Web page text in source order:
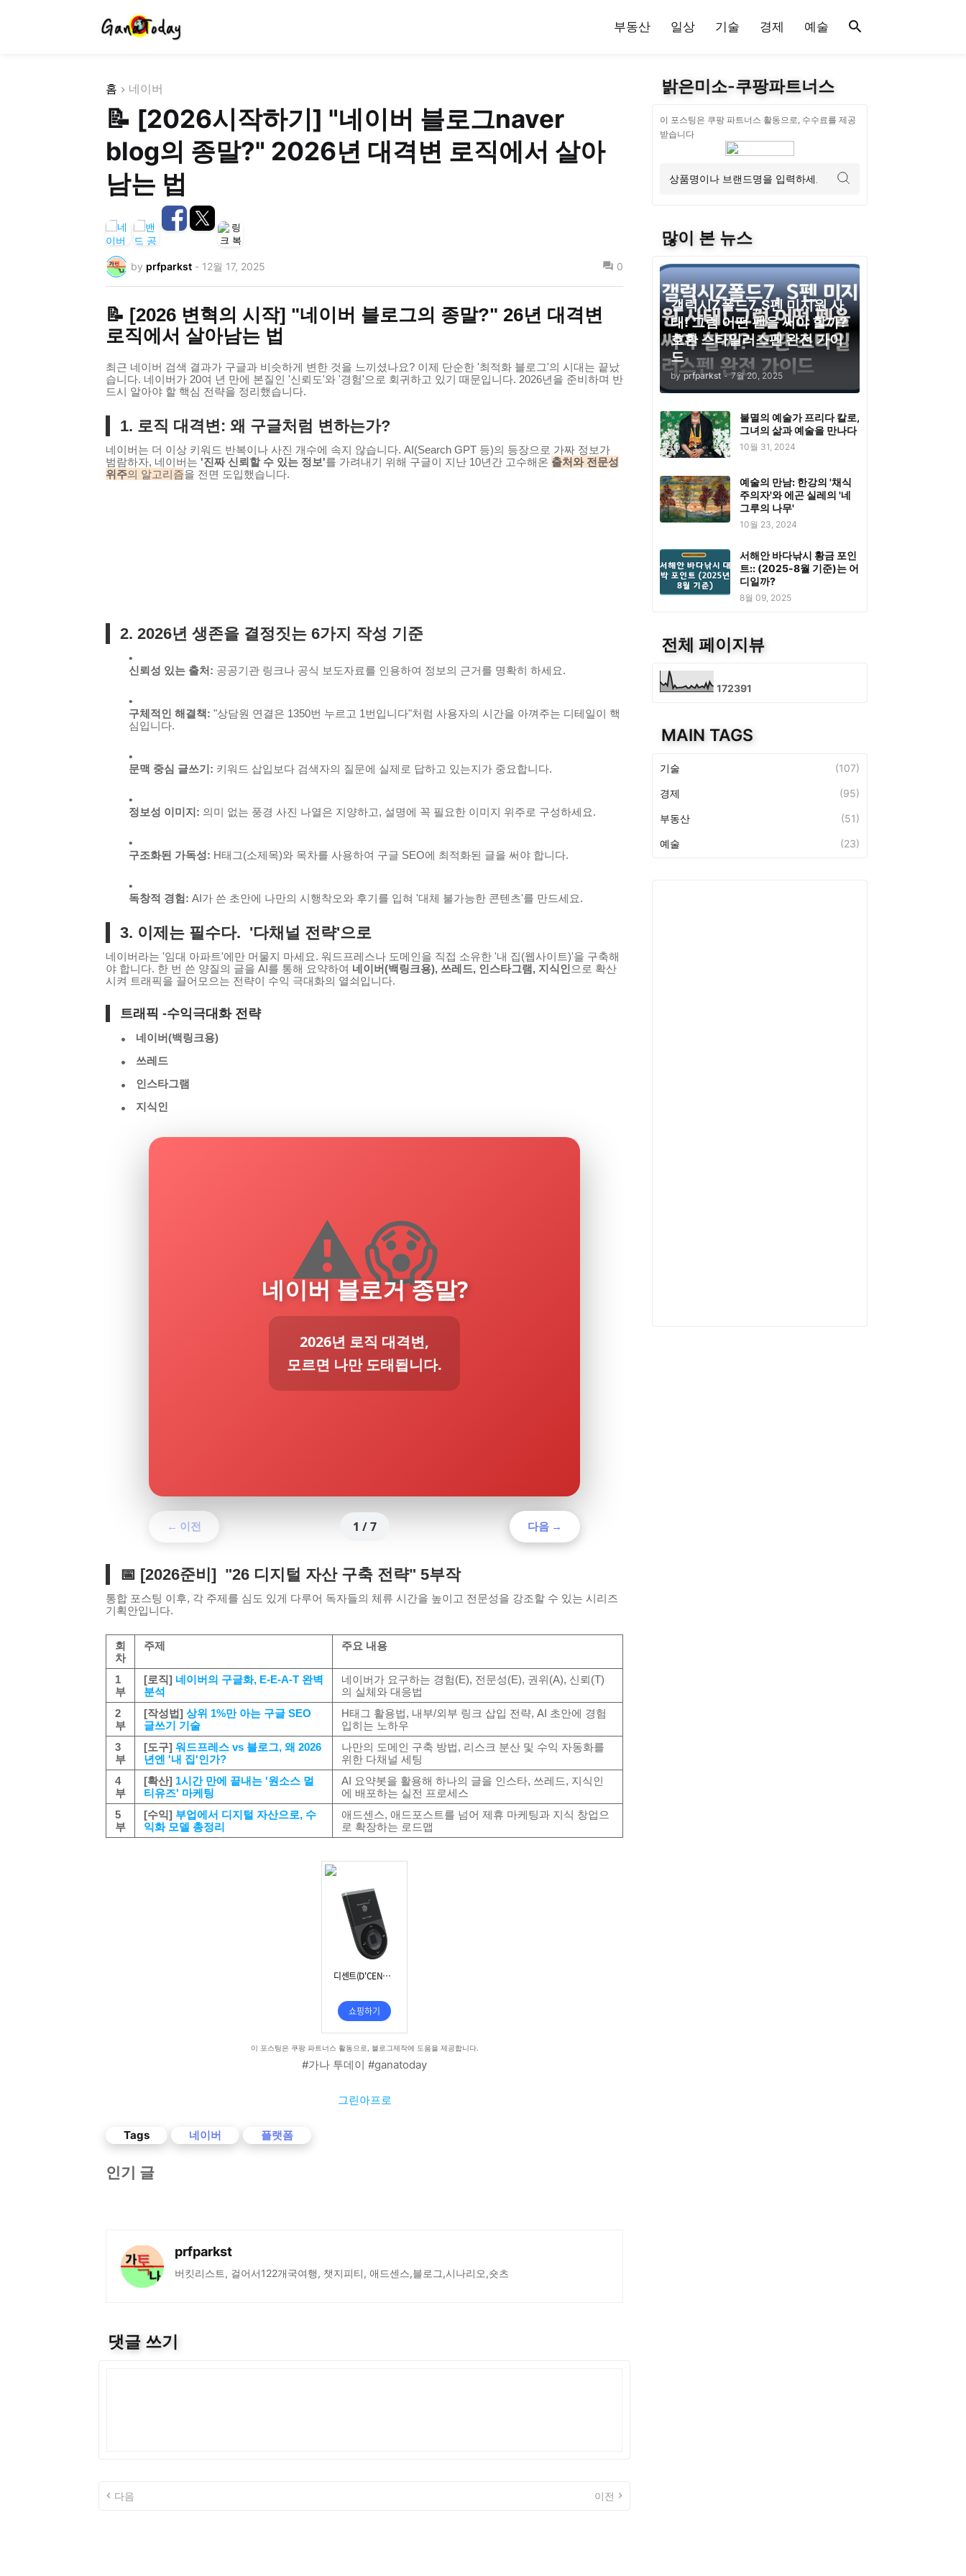
부동산 일상 기술 경제 예술
홈 네이버
📝 [2026시작하기] "네이버 블로그naver
blog의 종말?" 2026년 대격변 로직에서 살아
남는 법
by prfparkst - 12월 17, 2025 0
📝 [2026 변혁의 시작] "네이버 블로그의 종말?" 26년 대격변
로직에서 살아남는 법
최근 네이버 검색 결과가 구글과 비슷하게 변한 것을 느끼셨나요? 이제 단순한 '최적화 블로그'의 시대는 끝났
습니다. 네이버가 20여 년 만에 본질인 '신뢰도'와 '경험'으로 회귀하고 있기 때문입니다. 2026년을 준비하며 반
드시 알아야 할 핵심 전략을 정리했습니다.
1. 로직 대격변: 왜 구글처럼 변하는가?
네이버는 더 이상 키워드 반복이나 사진 개수에 속지 않습니다. AI(Search GPT 등)의 등장으로 가짜 정보가
범람하자, 네이버는 '진짜 신뢰할 수 있는 정보'를 가려내기 위해 구글이 지난 10년간 고수해온 출처와 전문성
위주의 알고리즘을 전면 도입했습니다.
2. 2026년 생존을 결정짓는 6가지 작성 기준
신뢰성 있는 출처: 공공기관 링크나 공식 보도자료를 인용하여 정보의 근거를 명확히 하세요.
구체적인 해결책: "상담원 연결은 1350번 누르고 1번입니다"처럼 사용자의 시간을 아껴주는 디테일이 핵
심입니다.
문맥 중심 글쓰기: 키워드 삽입보다 검색자의 질문에 실제로 답하고 있는지가 중요합니다.
정보성 이미지: 의미 없는 풍경 사진 나열은 지양하고, 설명에 꼭 필요한 이미지 위주로 구성하세요.
구조화된 가독성: H태그(소제목)와 목차를 사용하여 구글 SEO에 최적화된 글을 써야 합니다.
독창적 경험: AI가 쓴 초안에 나만의 시행착오와 후기를 입혀 '대체 불가능한 콘텐츠'를 만드세요.
3. 이제는 필수다. '다채널 전략'으로
네이버라는 '임대 아파트'에만 머물지 마세요. 워드프레스나 도메인을 직접 소유한 '내 집(웹사이트)'을 구축해
야 합니다. 한 번 쓴 양질의 글을 AI를 통해 요약하여 네이버(백링크용), 쓰레드, 인스타그램, 지식인 으로 확산
시켜 트래픽을 끌어모으는 전략이 수익 극대화의 열쇠입니다.
트래픽 -수익극대화 전략
네이버(백링크용)
쓰레드
인스타그램
지식인
⚠️😱
네이버 블로거 종말?
2026년 로직 대격변,
모르면 나만 도태됩니다.
← 이전 1 / 7 다음 →
📅 [2026준비] "26 디지털 자산 구축 전략" 5부작
통합 포스팅 이후, 각 주제를 심도 있게 다루어 독자들의 체류 시간을 높이고 전문성을 강조할 수 있는 시리즈
기획안입니다.
회
차
주제 주요 내용
1
부
[로직] 네이버의 구글화, E-E-A-T 완벽
분석
네이버가 요구하는 경험(E), 전문성(E), 권위(A), 신뢰(T)
의 실체와 대응법
2
부
[작성법] 상위 1%만 아는 구글 SEO
글쓰기 기술
H태그 활용법, 내부/외부 링크 삽입 전략, AI 초안에 경험
입히는 노하우
3
부
[도구] 워드프레스 vs 블로그, 왜 2026
년엔 '내 집'인가?
나만의 도메인 구축 방법, 리스크 분산 및 수익 자동화를
위한 다채널 세팅
4
부
[확산] 1시간 만에 끝내는 '원소스 멀
티유즈' 마케팅
AI 요약봇을 활용해 하나의 글을 인스타, 쓰레드, 지식인
에 배포하는 실전 프로세스
5
부
[수익] 부업에서 디지털 자산으로, 수
익화 모델 총정리
애드센스, 애드포스트를 넘어 제휴 마케팅과 지식 창업으
로 확장하는 로드맵
이 포스팅은 쿠팡 파트너스 활동으로, 블로그제작에 도움을 제공합니다.
#가나 투데이 #ganatoday
그린아프로
Tags 네이버 플랫폼
인기 글
prfparkst
버킷리스트, 걸어서122개국여행, 챗지피티, 애드센스,블로그,시나리오,숏츠
댓글 쓰기
다음 이전
밝은미소-쿠팡파트너스
이 포스팅은 쿠팡 파트너스 활동으로, 수수료를 제공
받습니다
많이 본 뉴스
갤럭시Z폴드7, S펜 미지원 사
태! 그럼 어떤 펜을 써야 할까?
호환 스타일러스펜 완전 가이
드
by prfparkst - 7월 20, 2025
불멸의 예술가 프리다 칼로,
그녀의 삶과 예술을 만나다
10월 31, 2024
예술의 만남: 한강의 '채식
주의자'와 에곤 실레의 '네
그루의 나무'
10월 23, 2024
서해안 바다낚시 황금 포인
트:: (2025-8월 기준)는 어
디일까?
8월 09, 2025
전체 페이지뷰
172391
MAIN TAGS
기술 (107)
경제 (95)
부동산 (51)
예술 (23)